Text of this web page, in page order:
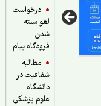
درخواست
لغو بسته
فرودگاه پیام
مطالبه
شفافیت در
دانشگاه
علوم پزشکی